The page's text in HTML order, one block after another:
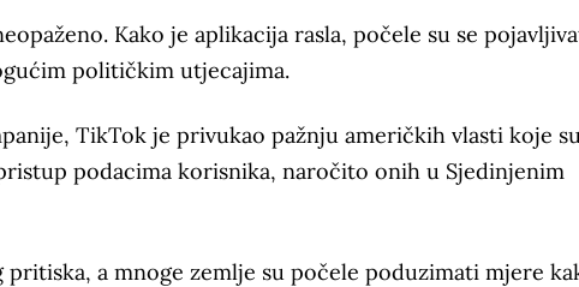
Kako je aplikacija rasla, počele su se
političkim utjecajima.
TikTok je privukao pažnju američkih vlasti koje
podacima korisnika, naročito onih u Sjedinjenim
a mnoge zemlje su počele poduzimati mjere